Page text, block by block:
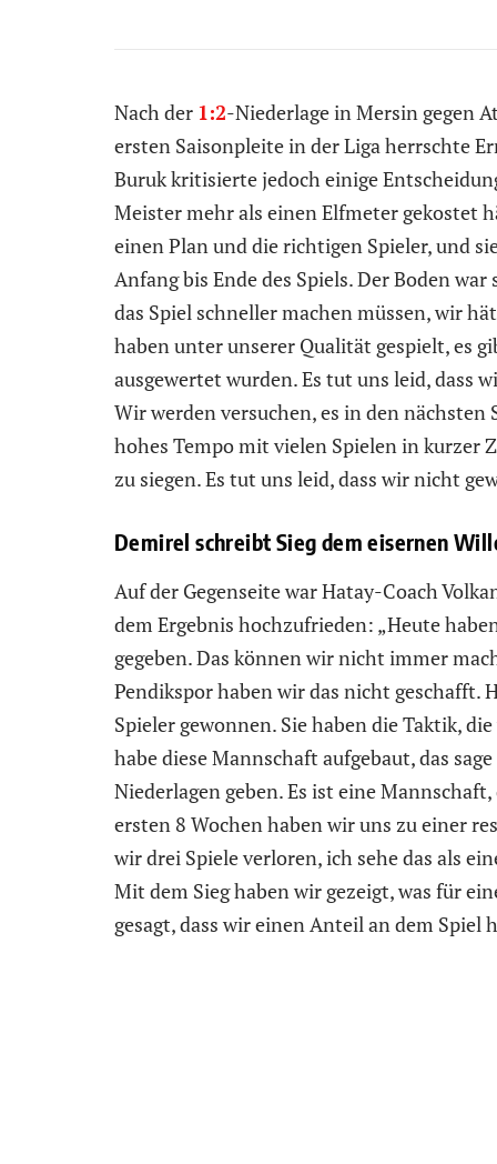
Nach der 1:2-Niederlage in Mersin gegen
ersten Saisonpleite in der Liga herrschte
Buruk kritisierte jedoch einige
Meister mehr als einen Elfmeter gekostet
einen Plan und die richtigen Spieler, und
Anfang bis Ende des Spiels. Der Boden
das Spiel schneller machen müssen, wir
haben unter unserer Qualität gespielt, es
ausgewertet wurden. Es tut uns leid, dass
Wir werden versuchen, es in den
hohes Tempo mit vielen Spielen in kurzer
zu siegen. Es tut uns leid, dass wir nicht
Demirel schreibt Sieg dem eisernen
Auf der Gegenseite war Hatay-Coach
dem Ergebnis hochzufrieden: „Heute
gegeben. Das können wir nicht immer
Pendikspor haben wir das nicht geschafft.
Spieler gewonnen. Sie haben die Taktik,
habe diese Mannschaft aufgebaut, das
Niederlagen geben. Es ist eine
ersten 8 Wochen haben wir uns zu einer
wir drei Spiele verloren, ich sehe das als
Mit dem Sieg haben wir gezeigt, was für
gesagt, dass wir einen Anteil an dem Spiel